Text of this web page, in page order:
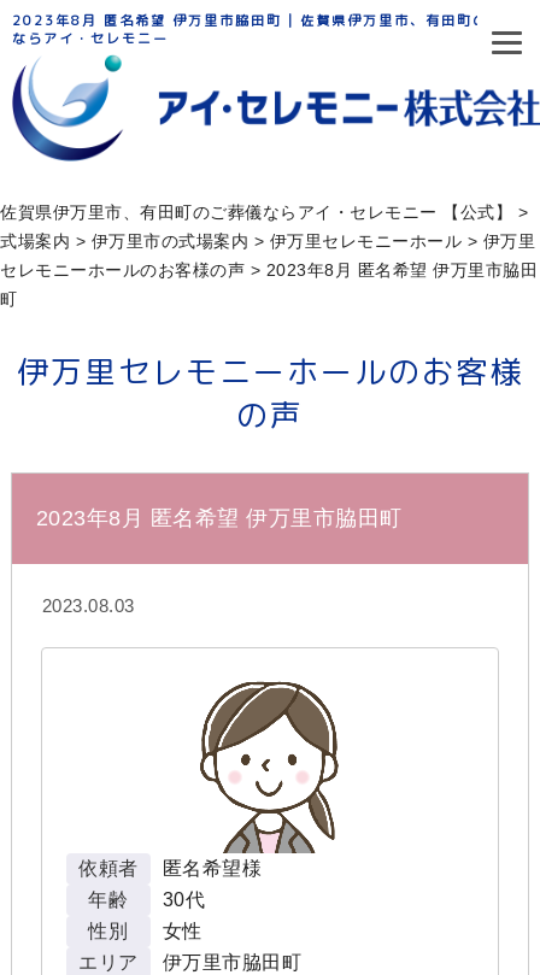
2023年8月 匿名希望 伊万里市脇田町 | 佐賀県伊万里市、有田町のご葬儀
ならアイ・セレモニー
佐賀県伊万里市、有田町のご葬儀ならアイ・セレモニー 【公式】
>
式場案内 > 伊万里市の式場案内 > 伊万⾥セレモニーホール > 伊万里
セレモニーホールのお客様の声 > 2023年8月 匿名希望 伊万里市脇田
町
伊万里セレモニーホールのお客様
の声
2023年8月 匿名希望 伊万里市脇田町
2023.08.03
依頼者
匿名希望様
年齢
30代
性別
女性
エリア
伊万里市脇田町